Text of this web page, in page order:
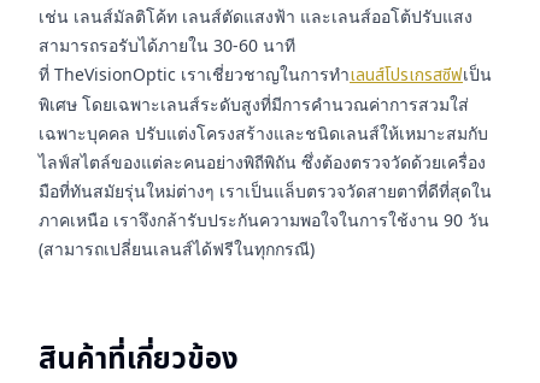
เช่น เลนส์มัลติโค้ท เลนส์ตัดแสงฟ้า และเลนส์ออโต้ปรับแสง
สามารถรอรับได้ภายใน 30-60 นาที
ที่ TheVisionOptic เราเชี่ยวชาญในการทำเลนส์โปรเกรสซีฟเป็น
พิเศษ โดยเฉพาะเลนส์ระดับสูงที่มีการคำนวณค่าการสวมใส่
เฉพาะบุคคล ปรับแต่งโครงสร้างและชนิดเลนส์ให้เหมาะสมกับ
ไลฟ์สไตล์ของแต่ละคนอย่างพิถีพิถัน ซึ่งต้องตรวจวัดด้วยเครื่อง
มือที่ทันสมัยรุ่นใหม่ต่างๆ เราเป็นแล็บตรวจวัดสายตาที่ดีที่สุดใน
ภาคเหนือ เราจึงกล้ารับประกันความพอใจในการใช้งาน 90 วัน
(สามารถเปลี่ยนเลนส์ได้ฟรีในทุกกรณี)
สินค้าที่เกี่ยวข้อง